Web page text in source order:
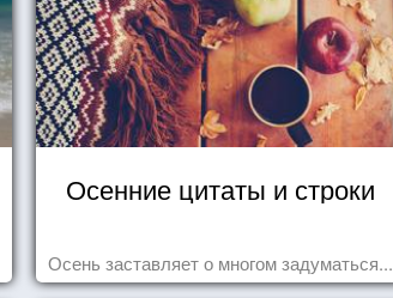
Осенние цитаты и строки
Осень заставляет о многом задуматься...